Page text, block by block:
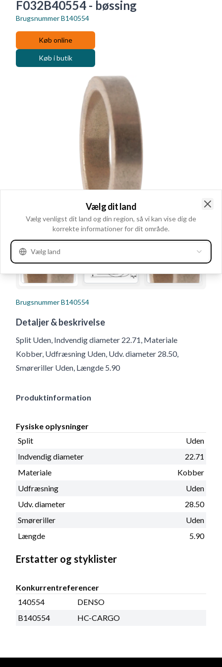
F032B40554 - bøssing
BrugsnummerB140554
Køb online
Køb i butik
BrugsnummerB140554
Detaljer & beskrivelse
Split Uden, Indvendig diameter 22.71, Materiale
Kobber, Udfræsning Uden, Udv. diameter 28.50,
Smøreriller Uden, Længde 5.90
Produktinformation
Fysiske oplysninger
Split
Uden
Indvendig diameter
22.71
Materiale
Kobber
Udfræsning
Uden
Udv. diameter
28.50
Smøreriller
Uden
Længde
5.90
Erstatter og styklister
Konkurrentreferencer
140554
DENSO
B140554
HC-CARGO
Vælg dit land
Vælg venligst dit land og din region, så vi kan vise dig de
korrekte informationer for dit område.
Vælg land